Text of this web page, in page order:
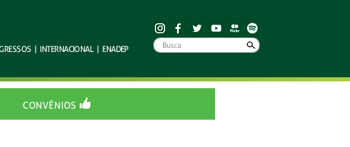
| INTERNACIONAL | ENADEP
CONVÊNIOS